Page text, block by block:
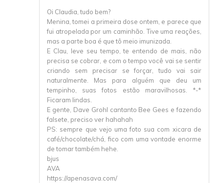
Oi Claudia, tudo bem?
Menina, tomei a primeira dose ontem, e parece que
fui atropelada por um caminhão. Tive uma reações,
mas a parte boa é que tô meio imunizada.
E Clau, leve seu tempo, te entendo de mais, não
precisa se cobrar, e com o tempo você vai se sentir
criando sem precisar se forçar, tudo vai sair
naturalmente. Mas para alguém que deu um
tempinho, suas fotos estão maravilhosas. *-*
Ficaram lindas.
E gente, Dave Grohl cantanto Bee Gees e fazendo
falsete, preciso ver hahahah
PS: sempre que vejo uma foto sua com xicara de
café/chocolate/chá, fico com uma vontade enorme
de tomar também hehe.
bjus
AVA
https://apenasava.com/